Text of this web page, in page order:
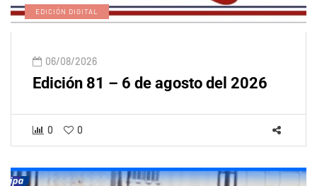
EDICIÓN DIGITAL
06/08/2026
Edición 81 – 6 de agosto del 2026
0 0